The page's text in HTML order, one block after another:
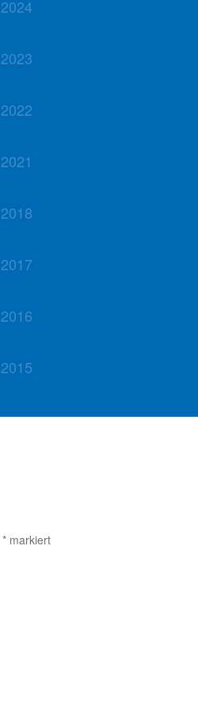
2024
2023
2022
2021
2018
2017
2016
2015
* markiert